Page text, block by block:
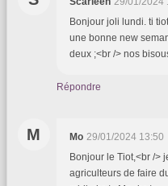
Bonjour joli lundi. ti
une bonne new
deux ;<br /> nos
Répondre
M Mo 29/01/2024 13:50
Bonjour le Tiot,<br />
agriculteurs de faire